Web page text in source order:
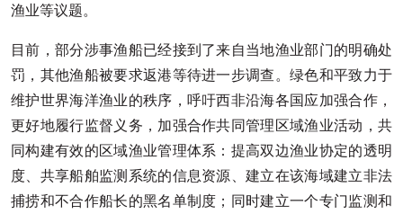
渔业等议题。
目前，部分涉事渔船已经接到了来自当地渔业部门的明确处
罚，其他渔船被要求返港等待进一步调查。绿色和平致力于
维护世界海洋渔业的秩序，呼吁西非沿海各国应加强合作，
更好地履行监督义务，加强合作共同管理区域渔业活动，共
同构建有效的区域渔业管理体系：提高双边渔业协定的透明
度、共享船舶监测系统的信息资源、建立在该海域建立非法
捕捞和不合作船长的黑名单制度；同时建立一个专门监测和